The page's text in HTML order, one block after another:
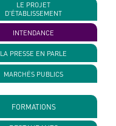
LE PROJET
D'ÉTABLISSEMENT
INTENDANCE
LA PRESSE EN PARLE
MARCHÉS PUBLICS
FORMATIONS